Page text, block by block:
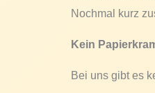
Nochmal kurz
Kein
Bei uns gibt es